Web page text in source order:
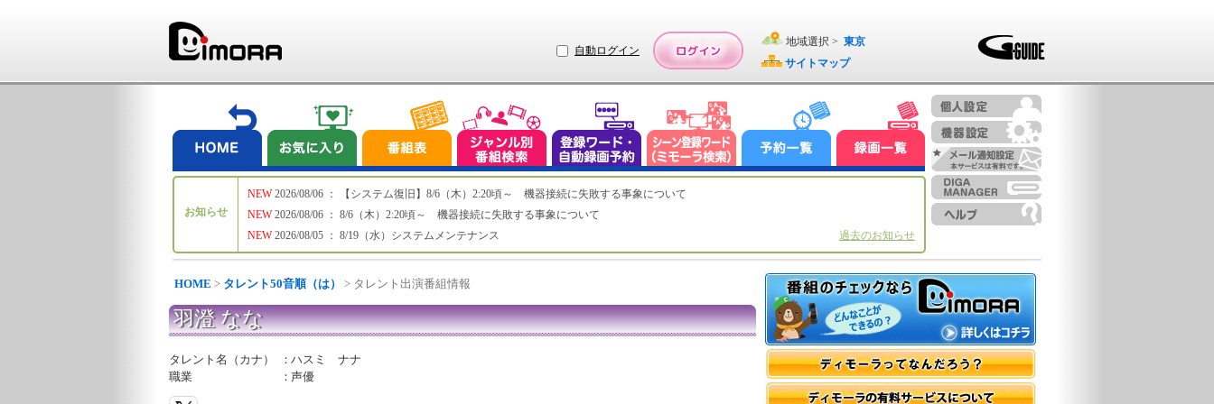
自動ログイン
地域選択 > 東京
サイトマップ
お知らせ
NEW
NEW
NEW
2026/08/06 ： 【システム復旧】8/6（木）2:20頃～ 機器接続に失敗する事象について
2026/08/06 ： 8/6（木）2:20頃～ 機器接続に失敗する事象について
2026/08/05 ： 8/19（水）システムメンテナンス
過去のお知らせ
HOME > タレント50音順（は） > タレント出演番組情報
羽澄 なな
タレント名（カナ） ：ハスミ ナナ
職業
：声優